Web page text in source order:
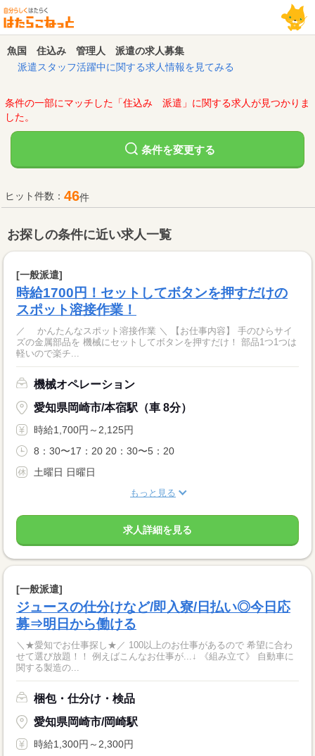
魚国 住込み 管理人 派遣の求人募集
派遣スタッフ活躍中に関する求人情報を見てみる
条件の一部にマッチした「住込み 派遣」に関する求人が見つかりま
した。
条件を変更する
ヒット件数： 46件
お探しの条件に近い求人一覧
[一般派遣]
時給1700円！セットしてボタンを押すだけの
スポット溶接作業！
／ かんたんなスポット溶接作業 ＼ 【お仕事内容】 手のひらサイ
ズの金属部品を 機械にセットしてボタンを押すだけ！ 部品1つ1つは
軽いので楽チ...
機械オペレーション
愛知県岡崎市/本宿駅（車 8分）
時給1,700円～2,125円
8：30〜17：20 20：30〜5：20
土曜日 日曜日
もっと見る
求人詳細を見る
[一般派遣]
ジュースの仕分けなど/即入寮/日払い◎今日応
募⇒明日から働ける
＼★愛知でお仕事探し★／ 100以上のお仕事があるので 希望に合わ
せて選び放題！！ 例えばこんなお仕事が...↓ 《組み立て》 自動車に
関する製造の...
梱包・仕分け・検品
愛知県岡崎市/岡崎駅
時給1,300円～2,300円